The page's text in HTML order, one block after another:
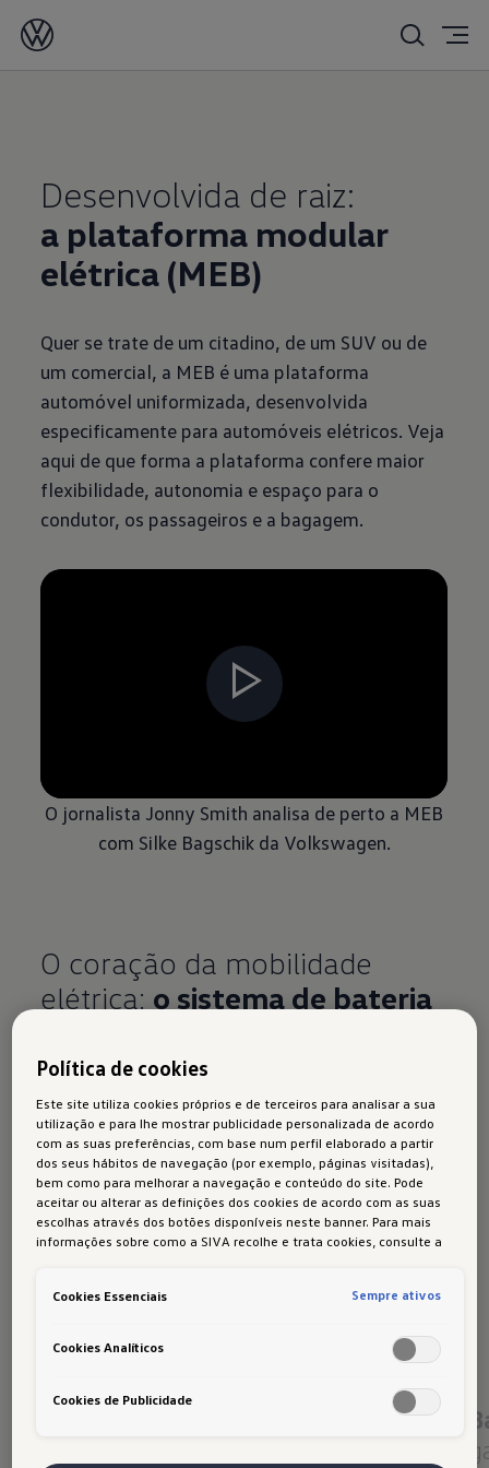
a plataforma modular
elétrica (MEB)
Quer se trate de um citadino, de um SUV ou de
um comercial, a MEB é uma plataforma
automóvel uniformizada, desenvolvida
especificamente para automóveis elétricos. Veja
aqui de que forma a plataforma confere maior
flexibilidade, autonomia e espaço para o
condutor, os passageiros e a bagagem.
O jornalista Jonny Smith analisa de perto a MEB
com Silke Bagschik da Volkswagen.
O coração da mobilidade
elétrica: o sistema de bateria
O coração da MEB é o nosso sistema de bateria
de carregamento rápido, integrado de forma a
poupar espaço na parte inferior da carroçaria e
que assegura uma condução dinâmica. Descubra
aqui tudo o que precisa de saber sobre
tecnologia, manutenção, gestão de
alta voltagem.
Política de cookies
Este site utiliza cookies próprios e de terceiros para analisar a sua
utilização e para lhe mostrar publicidade personalizada de acordo
com as suas preferências, com base num perfil elaborado a partir
dos seus hábitos de navegação (por exemplo, páginas visitadas),
bem como para melhorar a navegação e conteúdo do site. Pode
aceitar ou alterar as definições dos cookies de acordo com as suas
escolhas através dos botões disponíveis neste banner. Para mais
informações sobre como a SIVA recolhe e trata cookies, consulte a
Cookies Essenciais Sempre ativos
Cookies Analíticos
Cookies de Publicidade